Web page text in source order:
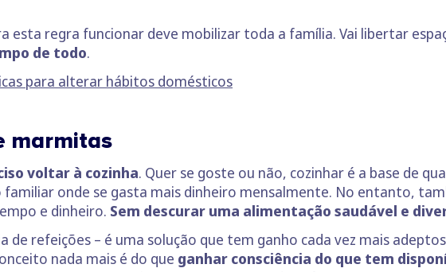
esta regra funcionar deve mobilizar toda a família. Vai libertar
de todo.
para alterar hábitos domésticos
marmitas
voltar à cozinha. Quer se goste ou não, cozinhar é a base de
onde se gasta mais dinheiro mensalmente. No entanto,
e dinheiro. Sem descurar uma alimentação saudável e
de refeições – é uma solução que tem ganho cada vez mais
nada mais é do que ganhar consciência do que tem